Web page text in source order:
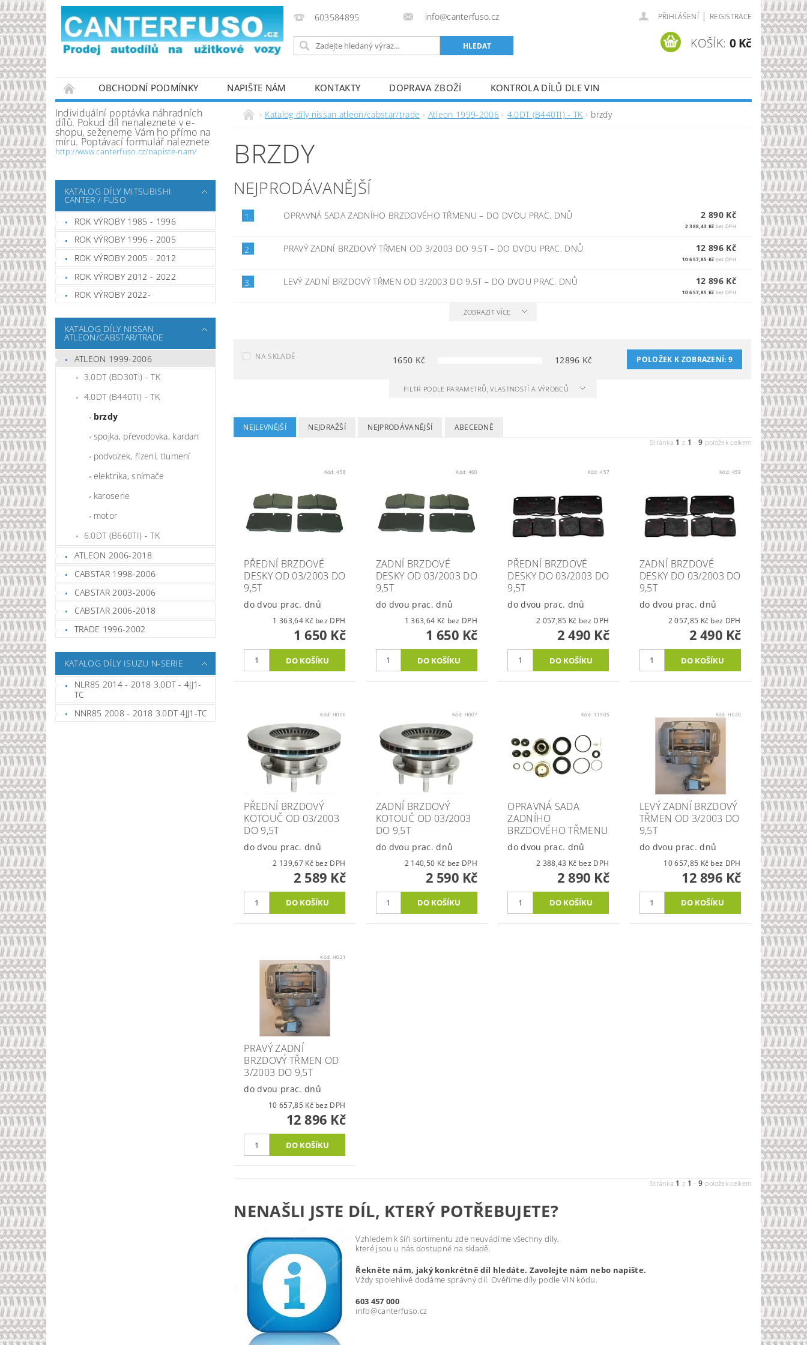
603584895 info@canterfuso.cz PŘIHLÁŠENÍ | REGISTRACE
KOŠÍK: 0 Kč
OBCHODNÍ PODMÍNKY NAPIŠTE NÁM KONTAKTY DOPRAVA ZBOŽÍ
KONTROLA DÍLŮ DLE VIN
PODMÍNKY OCHRANY OSOBNÍCH ÚDAJŮ
Individuální poptávka náhradních
dílů. Pokud díl nenaleznete v e-
shopu, seženeme Vám ho přímo na
míru. Poptávací formulář naleznete
http://www.canterfuso.cz/napiste-nam/
KATALOG DÍLY MITSUBISHI
CANTER / FUSO
ROK VÝROBY 1985 - 1996
ROK VÝROBY 1996 - 2005
ROK VÝROBY 2005 - 2012
ROK VÝROBY 2012 - 2022
ROK VÝROBY 2022-
KATALOG DÍLY NISSAN
ATLEON/CABSTAR/TRADE
ATLEON 1999-2006
3.0DT (BD30Ti) - TK
4.0DT (B440TI) - TK
brzdy
spojka, převodovka, kardan
podvozek, řízení, tlumení
elektrika, snímače
karoserie
motor
6.0DT (B660TI) - TK
ATLEON 2006-2018
CABSTAR 1998-2006
CABSTAR 2003-2006
CABSTAR 2006-2018
TRADE 1996-2002
KATALOG DÍLY ISUZU N-SERIE
NLR85 2014 - 2018 3.0DT - 4JJ1-
TC
NNR85 2008 - 2018 3.0DT 4JJ1-TC
Katalog díly nissan atleon/cabstar/trade Atleon 1999-2006 4.0DT (B440TI) - TK brzdy
BRZDY
NEJPRODÁVANĚJŠÍ
1. OPRAVNÁ SADA ZADNÍHO BRZDOVÉHO TŘMENU– DO DVOU PRAC. DNŮ 2 890 Kč
2 388,43 Kč bez DPH
2. PRAVÝ ZADNÍ BRZDOVÝ TŘMEN OD 3/2003 DO 9,5T– DO DVOU PRAC. DNŮ 12 896 Kč
10 657,85 Kč bez DPH
3. LEVÝ ZADNÍ BRZDOVÝ TŘMEN OD 3/2003 DO 9,5T – DO DVOU PRAC. DNŮ 12 896 Kč
10 657,85 Kč bez DPH
ZOBRAZIT VÍCE
NA SKLADĚ 1650 Kč 12896 Kč POLOŽEK K ZOBRAZENÍ:9
FILTR PODLE PARAMETRŮ, VLASTNOSTÍ A VÝROBCŮ
NEJLEVNĚJŠÍ NEJDRAŽŠÍ NEJPRODÁVANĚJŠÍ ABECEDNĚ
Stránka 1 z 1 -9 položek celkem
Kód:458
PŘEDNÍ BRZDOVÉ
DESKY OD 03/2003 DO
9,5T
do dvou prac. dnů
1 363,64 Kč bez DPH
1 650 Kč
Kód: 460
ZADNÍ BRZDOVÉ
DESKY OD 03/2003 DO
9,5T
do dvou prac. dnů
1 363,64 Kč bez DPH
1 650 Kč
Kód:457
PŘEDNÍ BRZDOVÉ
DESKY DO 03/2003 DO
9,5T
do dvou prac. dnů
2 057,85 Kč bez DPH
2 490 Kč
Kód: 459
ZADNÍ BRZDOVÉ
DESKY DO 03/2003 DO
9,5T
do dvou prac. dnů
2 057,85 Kč bez DPH
2 490 Kč
Kód:H006
PŘEDNÍ BRZDOVÝ
KOTOUČ OD 03/2003
DO 9,5T
do dvou prac. dnů
2 139,67 Kč bez DPH
2 589 Kč
Kód: H007
ZADNÍ BRZDOVÝ
KOTOUČ OD 03/2003
DO 9,5T
do dvou prac. dnů
2 140,50 Kč bez DPH
2 590 Kč
Kód: 11905
OPRAVNÁ SADA
ZADNÍHO
BRZDOVÉHO TŘMENU
do dvou prac. dnů
2 388,43 Kč bez DPH
2 890 Kč
Kód:H020
LEVÝ ZADNÍ BRZDOVÝ
TŘMEN OD 3/2003 DO
9,5T
do dvou prac. dnů
10 657,85 Kč bez DPH
12 896 Kč
Kód:H021
PRAVÝ ZADNÍ
BRZDOVÝ TŘMEN OD
3/2003 DO 9,5T
do dvou prac. dnů
10 657,85 Kč bez DPH
12 896 Kč
Stránka 1 z 1 -9 položek celkem
NENAŠLI JSTE DÍL, KTERÝ POTŘEBUJETE?
Vzhledem k šíři sortimentu zde neuvádíme všechny díly,
které jsou u nás dostupné na skladě.
Řekněte nám, jaký konkrétně díl hledáte. Zavolejte nám nebo napište.
Vždy spolehlivě dodáme správný díl. Ověříme díly podle VIN kódu.
603 457 000
info@canterfuso.cz